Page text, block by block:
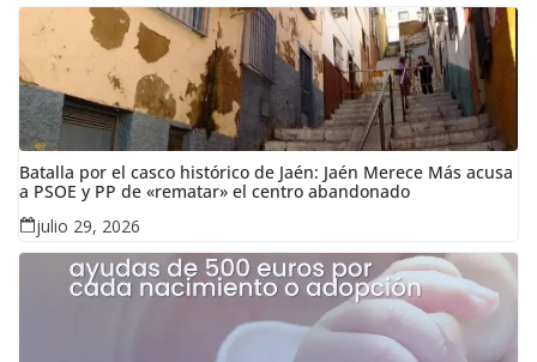
Batalla por el casco histórico de Jaén: Jaén Merece Más acusa
a PSOE y PP de «rematar» el centro abandonado
julio 29, 2026